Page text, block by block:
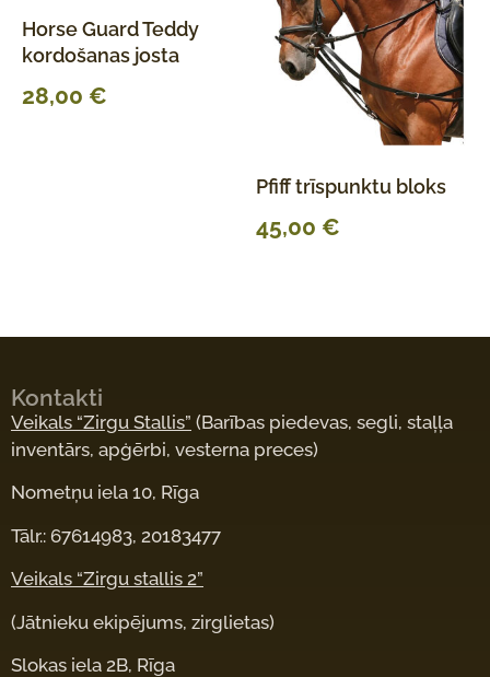
Horse Guard Teddy
kordošanas josta
28,00 €
Pfiff trīspunktu bloks
45,00 €
Kontakti
Veikals “Zirgu Stallis” (Barības piedevas, segli, staļļa
inventārs, apģērbi, vesterna preces)
Nometņu iela 10, Rīga
Tālr.: 67614983, 20183477
Veikals “Zirgu stallis 2”
(Jātnieku ekipējums, zirglietas)
Slokas iela 2B, Rīga